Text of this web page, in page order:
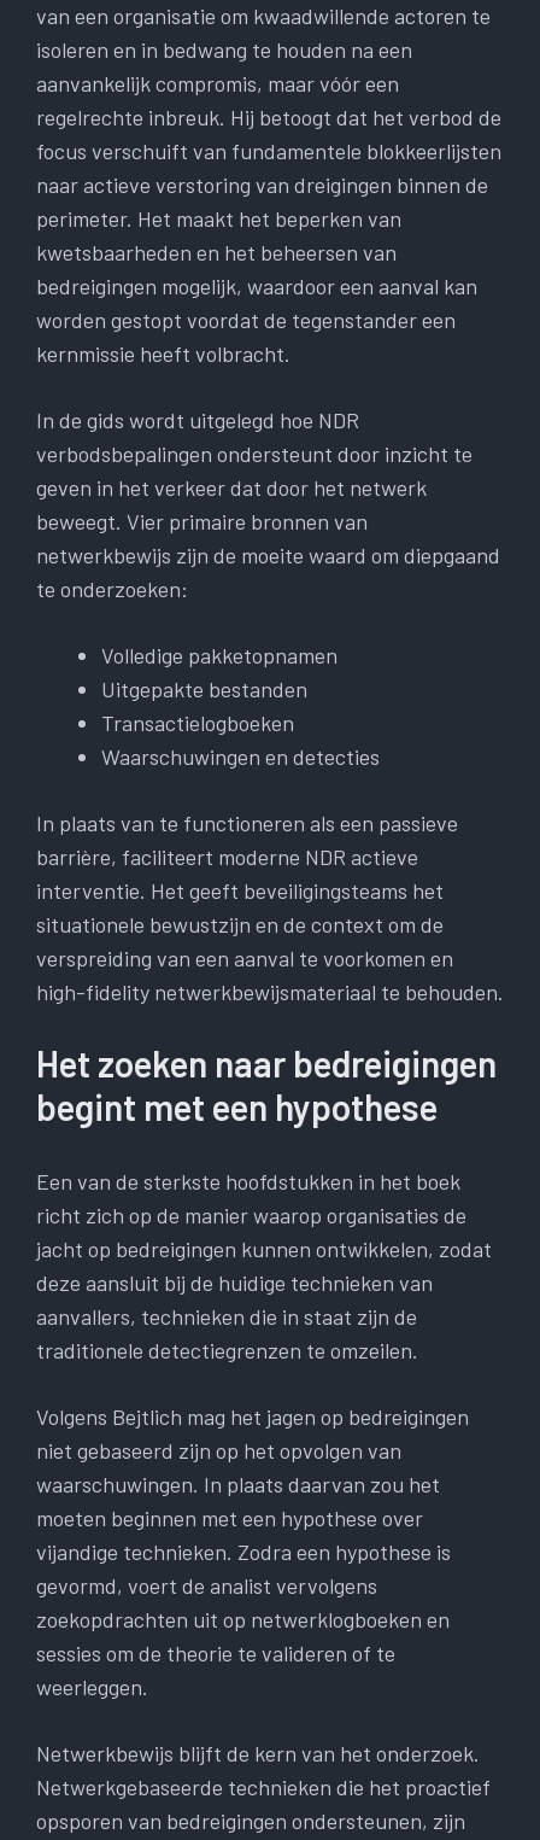
van een organisatie om kwaadwillende actoren te
isoleren en in bedwang te houden na een
aanvankelijk compromis, maar vóór een
regelrechte inbreuk. Hij betoogt dat het verbod de
focus verschuift van fundamentele blokkeerlijsten
naar actieve verstoring van dreigingen binnen de
perimeter. Het maakt het beperken van
kwetsbaarheden en het beheersen van
bedreigingen mogelijk, waardoor een aanval kan
worden gestopt voordat de tegenstander een
kernmissie heeft volbracht.
In de gids wordt uitgelegd hoe NDR
verbodsbepalingen ondersteunt door inzicht te
geven in het verkeer dat door het netwerk
beweegt. Vier primaire bronnen van
netwerkbewijs zijn de moeite waard om diepgaand
te onderzoeken:
Volledige pakketopnamen
Uitgepakte bestanden
Transactielogboeken
Waarschuwingen en detecties
In plaats van te functioneren als een passieve
barrière, faciliteert moderne NDR actieve
interventie. Het geeft beveiligingsteams het
situationele bewustzijn en de context om de
verspreiding van een aanval te voorkomen en
high-fidelity netwerkbewijsmateriaal te behouden.
Het zoeken naar bedreigingen
begint met een hypothese
Een van de sterkste hoofdstukken in het boek
richt zich op de manier waarop organisaties de
jacht op bedreigingen kunnen ontwikkelen, zodat
deze aansluit bij de huidige technieken van
aanvallers, technieken die in staat zijn de
traditionele detectiegrenzen te omzeilen.
Volgens Bejtlich mag het jagen op bedreigingen
niet gebaseerd zijn op het opvolgen van
waarschuwingen. In plaats daarvan zou het
moeten beginnen met een hypothese over
vijandige technieken. Zodra een hypothese is
gevormd, voert de analist vervolgens
zoekopdrachten uit op netwerklogboeken en
sessies om de theorie te valideren of te
weerleggen.
Netwerkbewijs blijft de kern van het onderzoek.
Netwerkgebaseerde technieken die het proactief
opsporen van bedreigingen ondersteunen, zijn